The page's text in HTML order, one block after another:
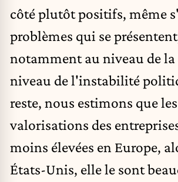
côté plutôt positifs, même
problèmes qui se
notamment au niveau de la
niveau de l'instabilité
reste, nous estimons que les
valorisations des
moins élevées en Europe,
États-Unis, elle le sont